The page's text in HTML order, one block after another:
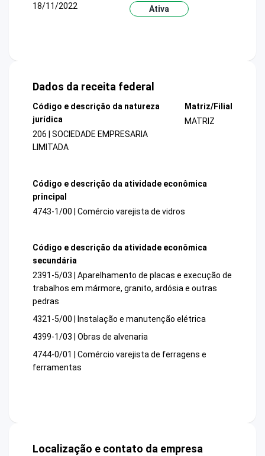
18/11/2022
Ativa
Dados da receita federal
Código e descrição da natureza
jurídica
206 | SOCIEDADE EMPRESARIA
LIMITADA
Matriz/Filial
MATRIZ
Código e descrição da atividade econômica
principal
4743-1/00 | Comércio varejista de vidros
Código e descrição da atividade econômica
secundária
2391-5/03 | Aparelhamento de placas e execução de
trabalhos em mármore, granito, ardósia e outras
pedras
4321-5/00 | Instalação e manutenção elétrica
4399-1/03 | Obras de alvenaria
4744-0/01 | Comércio varejista de ferragens e
ferramentas
Localização e contato da empresa